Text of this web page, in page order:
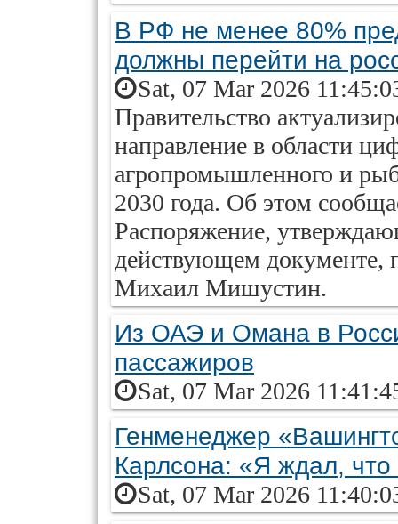
В РФ не менее 80%
должны перейти на
Sat, 07 Mar 2026
Правительство
направление в области
агропромышленного и
2030 года. Об этом
Распоряжение,
действующем документе,
Михаил Мишустин.
Из ОАЭ и Омана в
пассажиров
Sat, 07 Mar 2026
Генменеджер
Карлсона: «Я ждал, что
Sat, 07 Mar 2026